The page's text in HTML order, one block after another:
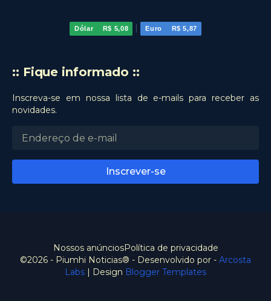
Dólar R$ 5,08 Euro R$ 5,87
:: Fique informado ::
Inscreva-se em nossa lista de e-mails para receber as
novidades.
©2026 - Piumhi Noticias® - Desenvolvido por - Arcosta
Labs | Design Blogger Templates
Nossos anúnciosPolítica de privacidade